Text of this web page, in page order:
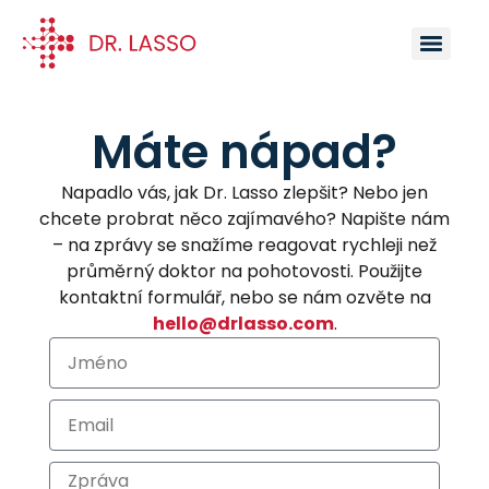
Máte nápad?
Napadlo vás, jak Dr. Lasso zlepšit? Nebo jen
chcete probrat něco zajímavého? Napište nám
– na zprávy se snažíme reagovat rychleji než
průměrný doktor na pohotovosti. Použijte
kontaktní formulář, nebo se nám ozvěte na
hello@drlasso.com.